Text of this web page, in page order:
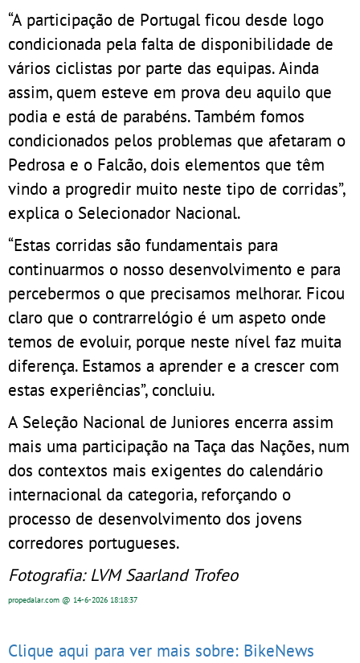
“A participação de Portugal ficou desde logo
condicionada pela falta de disponibilidade de
vários ciclistas por parte das equipas. Ainda
assim, quem esteve em prova deu aquilo que
podia e está de parabéns. Também fomos
condicionados pelos problemas que afetaram o
Pedrosa e o Falcão, dois elementos que têm
vindo a progredir muito neste tipo de corridas”,
explica o Selecionador Nacional.
“Estas corridas são fundamentais para
continuarmos o nosso desenvolvimento e para
percebermos o que precisamos melhorar. Ficou
claro que o contrarrelógio é um aspeto onde
temos de evoluir, porque neste nível faz muita
diferença. Estamos a aprender e a crescer com
estas experiências”, concluiu.
A Seleção Nacional de Juniores encerra assim
mais uma participação na Taça das Nações, num
dos contextos mais exigentes do calendário
internacional da categoria, reforçando o
processo de desenvolvimento dos jovens
corredores portugueses.
Fotografia: LVM Saarland Trofeo
propedalar.com @ 14-6-2026 18:18:37
Clique aqui para ver mais sobre: BikeNews